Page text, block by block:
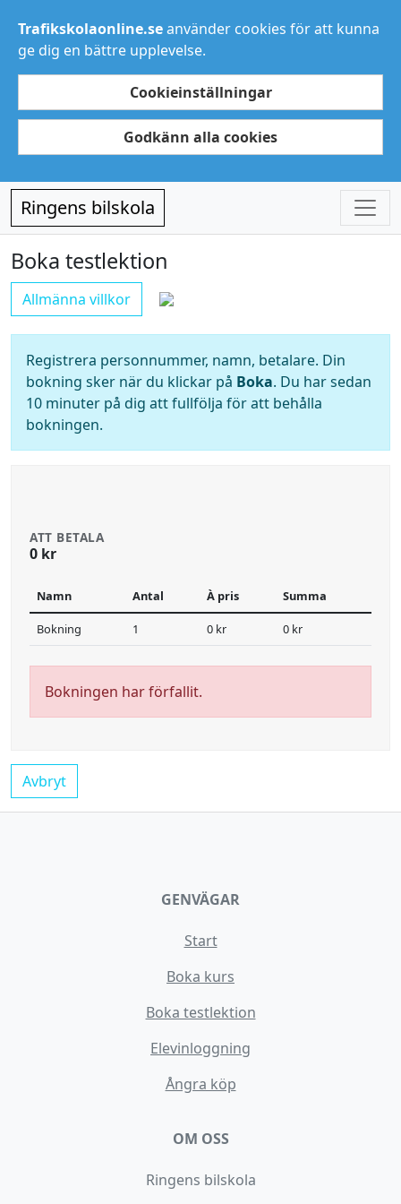
Trafikskolaonline.seanvänder cookies för att kunna
ge dig en bättre upplevelse.
Cookieinställningar
Godkänn alla cookies
Ringens bilskola
Boka testlektion
Allmänna villkor
Registrera personnummer, namn, betalare. Din
bokning sker när du klickar på Boka. Du har sedan
10 minuter på dig att fullfölja för att behålla
bokningen.
ATT BETALA
0 kr
Namn Antal À pris Summa
Bokning 1 0 kr 0 kr
Bokningen har förfallit.
Avbryt
GENVÄGAR
Start
Boka kurs
Boka testlektion
Elevinloggning
Ångra köp
OM OSS
Ringens bilskola